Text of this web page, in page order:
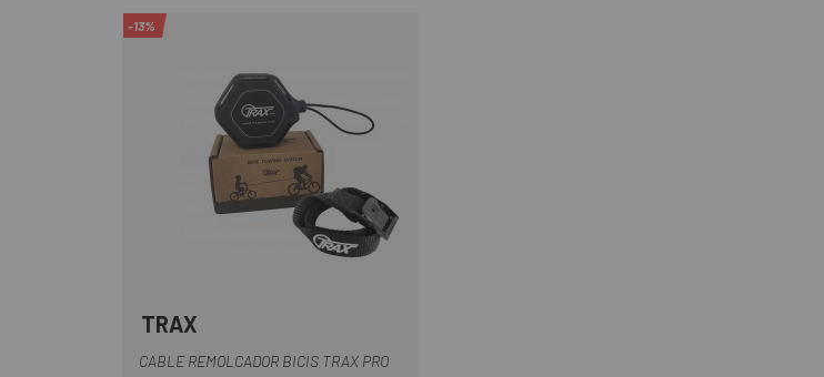
-13%
TRAX
CABLE REMOLCADOR BICIS TRAX PRO